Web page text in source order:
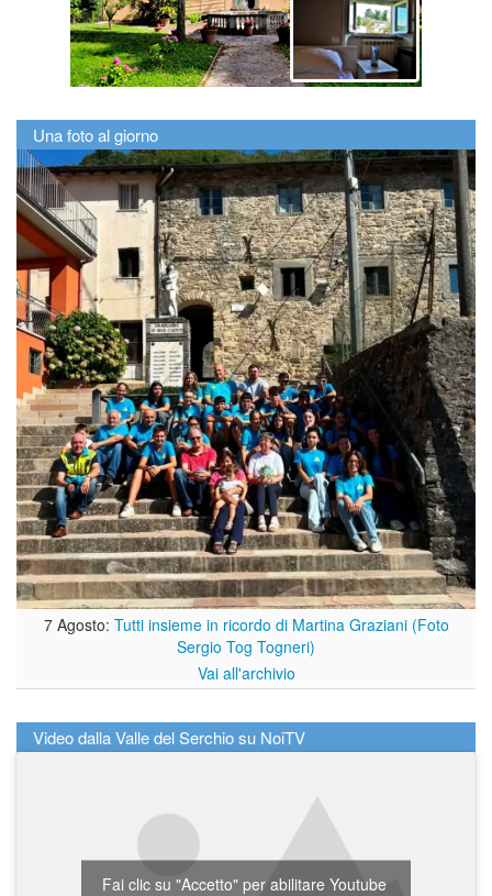
Una foto al giorno
7 Agosto: Tutti insieme in ricordo di Martina Graziani (Foto
Sergio Tog Togneri)
Vai all'archivio
Video dalla Valle del Serchio su NoiTV
Fai clic su "Accetto" per abilitare Youtube